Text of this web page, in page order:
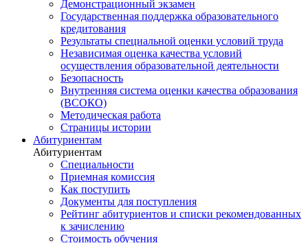
Демонстрационный экзамен
Государственная поддержка образовательного
кредитования
Результаты специальной оценки условий труда
Независимая оценка качества условий
осуществления образовательной деятельности
Безопасность
Внутренняя система оценки качества образования
(ВСОКО)
Методическая работа
Страницы истории
Абитуриентам
Абитуриентам
Специальности
Приемная комиссия
Как поступить
Документы для поступления
Рейтинг абитуриентов и списки рекомендованных
к зачислению
Стоимость обучения